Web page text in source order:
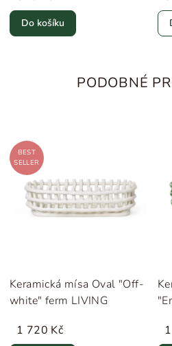
Do košíku
PODOBNÉ
BEST
SELLER
Keramická mísa Oval "Off-
white" ferm LIVING
1 720 Kč